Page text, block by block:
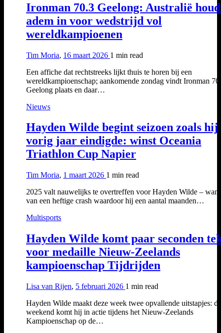
Ironman 70.3 Geelong: Australië
adem in voor wedstrijd vol
wereldkampioenen
Tim Moria, 16 maart 2026 1 min read
Een affiche dat rechtstreeks lijkt thuis te horen bij een
wereldkampioenschap; aankomende zondag vindt Ironman
Geelong plaats en daar…
Nieuws
Hayden Wilde begint seizoen zoals hij
vorig jaar eindigde: winst Oceania
Triathlon Cup Napier
Tim Moria, 1 maart 2026 1 min read
2025 valt nauwelijks te overtreffen voor Hayden Wilde –
van een heftige crash waardoor hij een aantal maanden…
Multisports
Hayden Wilde komt paar seconden
voor medaille Nieuw-Zeelands
kampioenschap Tijdrijden
Lisa van Rijen, 5 februari 2026 1 min read
Hayden Wilde maakt deze week twee opvallende uitstapjes:
weekend komt hij in actie tijdens het Nieuw-Zeelands
Kampioenschap op de…